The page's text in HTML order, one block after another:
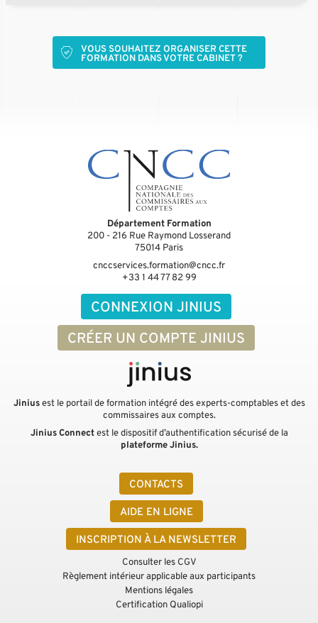
VOUS SOUHAITEZ ORGANISER CETTE
FORMATION DANS VOTRE CABINET ?
CONNEXION JINIUS
CRÉER UN COMPTE JINIUS
CONTACTS
AIDE EN LIGNE
INSCRIPTION À LA NEWSLETTER
Département Formation
200 - 216 Rue Raymond Losserand
75014 Paris
cnccservices.formation@cncc.fr
+33 1 44 77 82 99
Jiniusest le portail de formation intégré des experts-comptables et des
commissaires aux comptes.
Jinius Connectest le dispositif d’authentification sécurisé de la
plateforme Jinius.
Consulter les CGV
Règlement intérieur applicable aux participants
Mentions légales
Certification Qualiopi